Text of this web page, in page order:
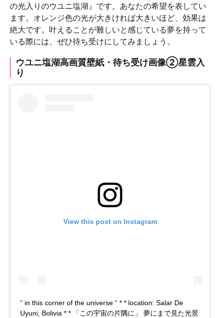
の光入りのウユニ塩湖』です。あなたの希望を表してい
ます。オレンジ色の光が大きければ大きいほど、効果は
絶大です。叶えることが難しいと感じている夢を持って
いる際には、ぜひ待ち受けにしてみましょう。
ウユニ塩湖高画質壁紙・待ち受け画像②星雲入
り
View this post on Instagram
“ in this corner of the universe “ * * location: Salar De
Uyuni, Bolivia * * 「この宇宙の片隅に」 夢にまで見た光景